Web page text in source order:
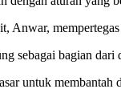
Anwar,
sebagai bagian dari
untuk membantah